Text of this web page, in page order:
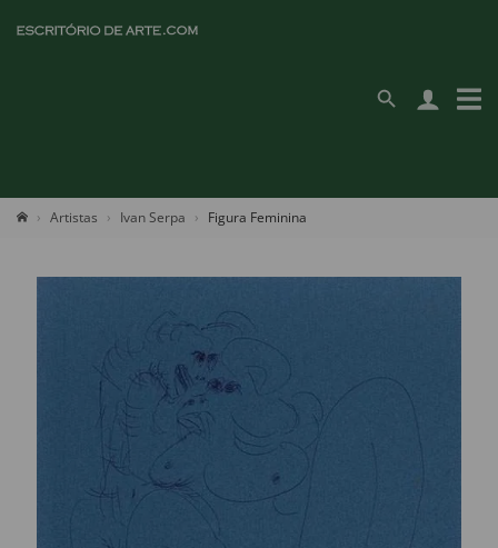
Artistas Ivan Serpa Figura Feminina